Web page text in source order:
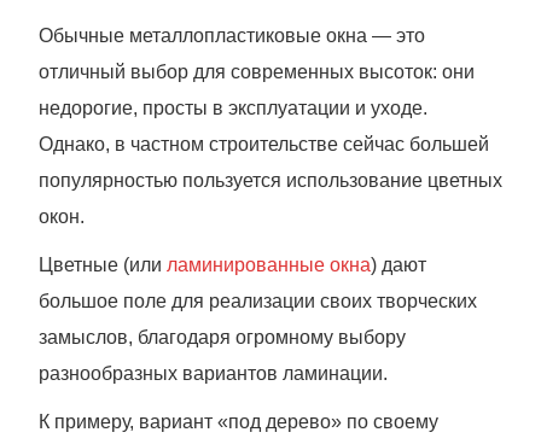
Обычные металлопластиковые окна — это
отличный выбор для современных высоток: они
недорогие, просты в эксплуатации и уходе.
Однако, в частном строительстве сейчас большей
популярностью пользуется использование цветных
окон.
Цветные (или ламинированные окна) дают
большое поле для реализации своих творческих
замыслов, благодаря огромному выбору
разнообразных вариантов ламинации.
К примеру, вариант «под дерево» по своему